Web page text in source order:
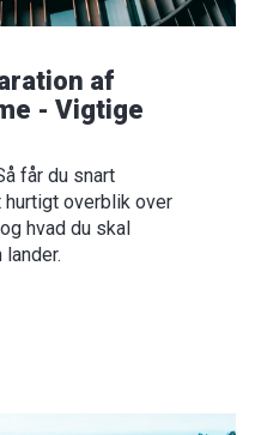
af
- Vigtige
får du snart
hurtigt overblik over
hvad du skal